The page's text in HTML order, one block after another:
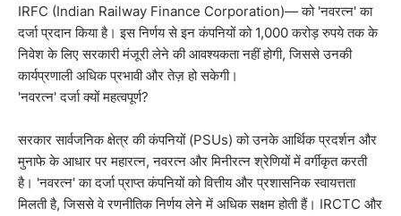
IRFC (Indian Railway Finance Corporation)— को 'नवरत्न' का
दर्जा प्रदान किया है। इस निर्णय से इन कंपनियों को 1,000 करोड़ रुपये तक के
निवेश के लिए सरकारी मंजूरी लेने की आवश्यकता नहीं होगी, जिससे उनकी
कार्यप्रणाली अधिक प्रभावी और तेज़ हो सकेगी।
'नवरत्न' दर्जा क्यों महत्वपूर्ण?
सरकार सार्वजनिक क्षेत्र की कंपनियों (PSUs) को उनके आर्थिक प्रदर्शन और
मुनाफे के आधार पर महारत्न, नवरत्न और मिनीरत्न श्रेणियों में वर्गीकृत करती
है। 'नवरत्न' का दर्जा प्राप्त कंपनियों को वित्तीय और प्रशासनिक स्वायत्तता
मिलती है, जिससे वे रणनीतिक निर्णय लेने में अधिक सक्षम होती हैं। IRCTC और